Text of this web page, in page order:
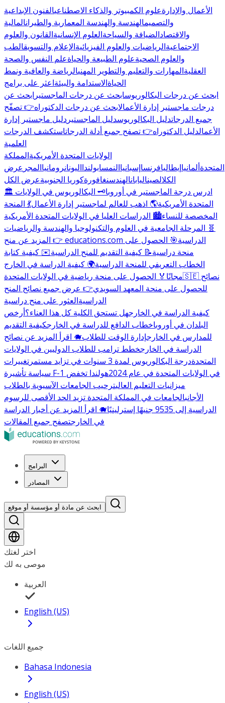
الأعمال والإدارةعلوم الكمبيوتر والذكاء الاصطناعيالفنون الإبداعية
والتصميمالهندسة والهندسة المعمارية والطيرانالمالية
والاقتصادالضيافة والسياحةالعلوم الإنسانيةالقانون والعلوم
الاجتماعيةالرياضيات والعلوم الفيزيائيةالإعلام والتسويقالطب
والعلوم الصحيةعلوم الطبيعة والحياةعلم النفس والصحة
العقليةالمهارات والتعليم والتطوير المهنيالرياضة والعافية ونمط
الحياةالاستدامة والبيئةاعثر على برامج
ابحث عن درجات البكالوريوسابحث عن درجات الماجستير ابحث عن
درجات ماجستير إدارة الأعمالابحث عن درجات الدكتوراه👉 تصفّح
جميع الدرجاتدليل البكالوريوسدليل الماجستير دليل ماجستير إدارة
الأعمالدليل الدكتوراه👉 تصفح جميع أدلة الدرجاتاستكشف الدرجات
العلمية
الولايات المتحدة الأمريكيةالمملكة
المتحدةألمانياإيطاليافرنساإسبانياالنمسابولندااليونانرومانياالمجر عرض
الكلالصيناليابانالهندسنغافورةكوريا الجنوبيةعرض الكل
🏛️ ادرس درجة الماجستير في أوروبا🗝️ البكالوريوس في الولايات
المتحدة الأمريكية🌎 اذهب للعالم لماجستير إدارة الأعمال💃 المنحة
المخصصة للنساء🏙️ الدراسات العليا في الولايات المتحدة الأمريكية
🧬 المرحلة الجامعية في العلوم والتكنولوجيا والهندسة والرياضيات
👉 المزيد عن منح educations.com الدراسية🎯 الحصول على
منحة دراسية📝 كيفية التقديم للمنح الدراسية✉️ كيفية كتابة
الخطاب التعريفي للمنحة الدراسية🌍 كيفية الدراسة في الخارج
مجانًا 🏅 الحصول على منحة رياضية في الولايات المتحدة
🇸🇪 نصائح
للحصول على منحة المعهد السويدي👉 عرض جميع نصائح المنح
الدراسيةالعثور على منح دراسية
كيفية الدراسة في الخارجهل تستحق الكلية كل هذا العناء؟أرخص
البلدان في أوروباخطاب الدافع للدراسة في الخارجكيفية التقديم
للمدارس في الخارجإدارة الوقت للطلاب🐗 اقرأ المزيد عن نصائح
الدراسة في الخارجخطط ترامب للطلاب الدوليين في الولايات
المتحدةدرجة البكالوريوس لمدة 3 سنوات في تزايد مستمر
تغييرات
سياسة تأشيرة F-1 في الولايات المتحدة في عام 2024
هولندا تخفض
ميزانيات التعليم العاليترحيب الجامعات الآسيوية بالطلاب
الأجانبالجامعات في المملكة المتحدة تزيد الحد الأقصى للرسوم
الدراسية إلى 9535 جنيهًا إسترلينيًا
🐗 اقرأ المزيد عن أخبار الدراسة
في الخارجتصفح جميع المقالات
البرامج
المصادر
ابحث عن مادة أو مؤسسة أو موقع
اختر لغتك
موصى به لك
العربية
English (US)
جميع اللغات
Bahasa Indonesia
English (US)